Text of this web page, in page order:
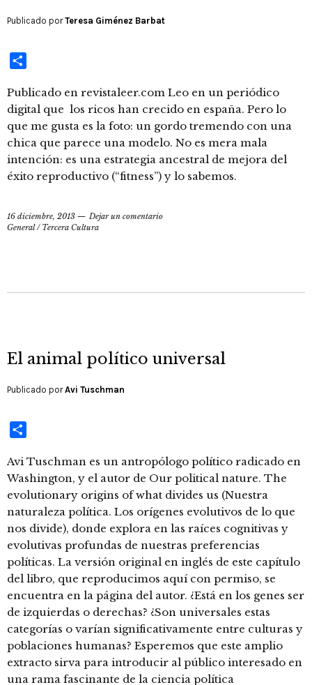
Publicado porTeresa Giménez Barbat
Publicado en revistaleer.com Leo en un periódico
digital que los ricos han crecido en españa. Pero lo
que me gusta es la foto: un gordo tremendo con una
chica que parece una modelo. No es mera mala
intención: es una estrategia ancestral de mejora del
éxito reproductivo (“fitness”) y lo sabemos.
16 diciembre, 2013
Dejar un comentario
General/ Tercera Cultura
El animal político universal
Publicado porAvi Tuschman
Avi Tuschman es un antropólogo político radicado en
Washington, y el autor de Our political nature. The
evolutionary origins of what divides us (Nuestra
naturaleza política. Los orígenes evolutivos de lo que
nos divide), donde explora en las raíces cognitivas y
evolutivas profundas de nuestras preferencias
políticas. La versión original en inglés de este capítulo
del libro, que reproducimos aquí con permiso, se
encuentra en la página del autor. ¿Está en los genes ser
de izquierdas o derechas? ¿Son universales estas
categorías o varían significativamente entre culturas y
poblaciones humanas? Esperemos que este amplio
extracto sirva para introducir al público interesado en
una rama fascinante de la ciencia política